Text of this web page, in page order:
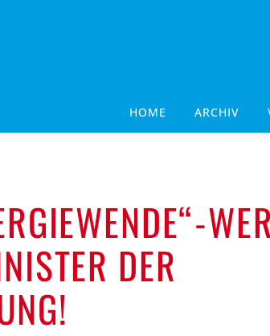
HOME ARCHIV
DER